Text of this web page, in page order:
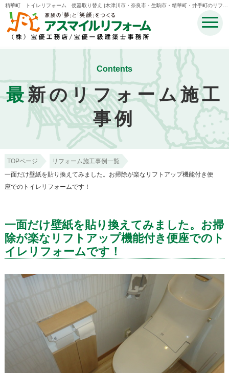
精華町 トイレリフォーム 便器取り替え |木津川市・奈良市・生駒市・精華町・井手町のリフォ
ームのことなら宝優工務店アスマイルリフォーム
Contents
最新のリフォーム施工
事例
TOPページ
リフォーム施工事例一覧
一面だけ壁紙を貼り換えてみました。お掃除が楽なリフトアップ機能付き便
座でのトイレリフォームです！
一面だけ壁紙を貼り換えてみました。お掃
除が楽なリフトアップ機能付き便座でのト
イレリフォームです！